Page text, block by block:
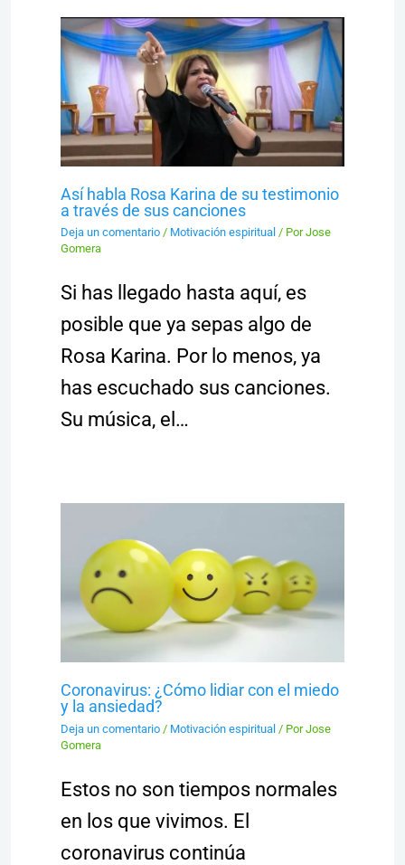
Así habla Rosa Karina de su testimonio
a través de sus canciones
Deja un comentario / Motivación espiritual / PorJose
Gomera
Si has llegado hasta aquí, es
posible que ya sepas algo de
Rosa Karina. Por lo menos, ya
has escuchado sus canciones.
Su música, el…
Coronavirus: ¿Cómo lidiar con el miedo
y la ansiedad?
Deja un comentario / Motivación espiritual/ PorJose
Gomera
Estos no son tiempos normales
en los que vivimos. El
coronavirus continúa